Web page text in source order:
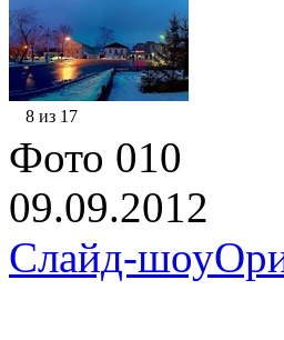
8 из 17
Фото 010
09.09.2012
Слайд-шоу